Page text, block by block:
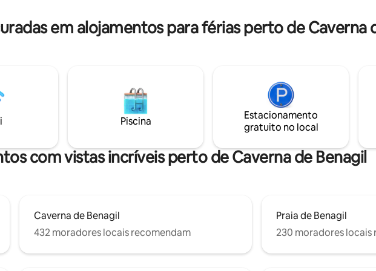
pé da praia. O apartamento
último) andar de uma típica
apenas 7 minutos a pé da Praia do
Carvoeiro, lojas e restaurantes.
experiência
em alojamentos para férias perto de Caverna
Piscina
Estacionamento
gratuito no local
com vistas incríveis perto de Caverna de Benagil
Caverna de Benagil
432 moradores locais recomendam
Praia de Benagil
230 moradores locais